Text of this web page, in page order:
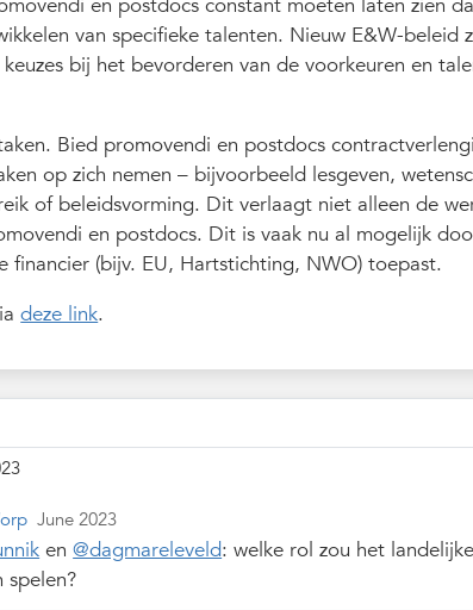
en postdocs constant moeten laten zien
van specifieke talenten. Nieuw E&W-beleid
bij het bevorderen van de voorkeuren en
Bied promovendi en postdocs
op zich nemen – bijvoorbeeld lesgeven,
of beleidsvorming. Dit verlaagt niet alleen de
en postdocs. Dit is vaak nu al mogelijk
financier (bijv. EU, Hartstichting, NWO) toepast.
deze link.
June 2023
en@dagmareleveld: welke rol zou het
spelen?